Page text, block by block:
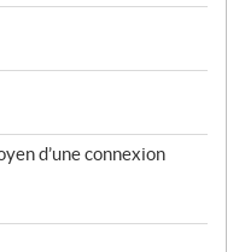
d’une connexion